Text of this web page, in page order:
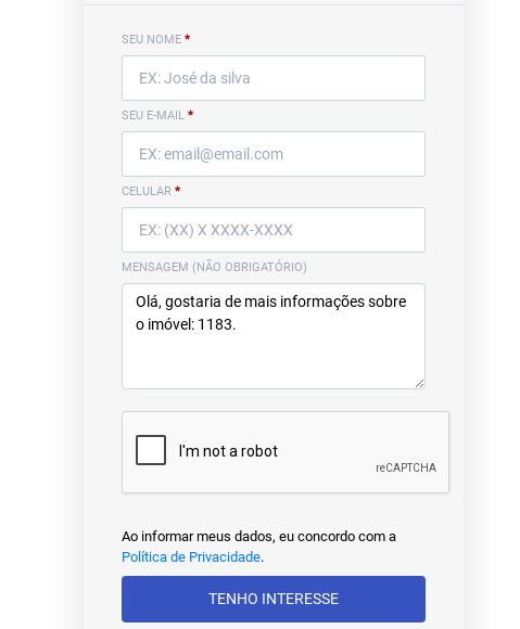
SEU NOME *
SEU E-MAIL *
CELULAR *
MENSAGEM (NÃO OBRIGATÓRIO)
Ao informar meus dados, eu concordo com a
Política de Privacidade.
TENHO INTERESSE